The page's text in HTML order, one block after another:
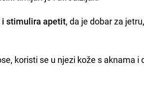
stimulira apetit, da je dobar za
koristi se u njezi kože s aknama